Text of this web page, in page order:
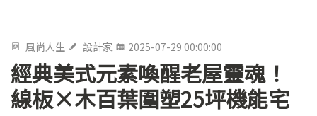
風尚人生 設計家 2025-07-29 00:00:00
經典美式元素喚醒老屋靈魂！
線板×木百葉圍塑25坪機能宅